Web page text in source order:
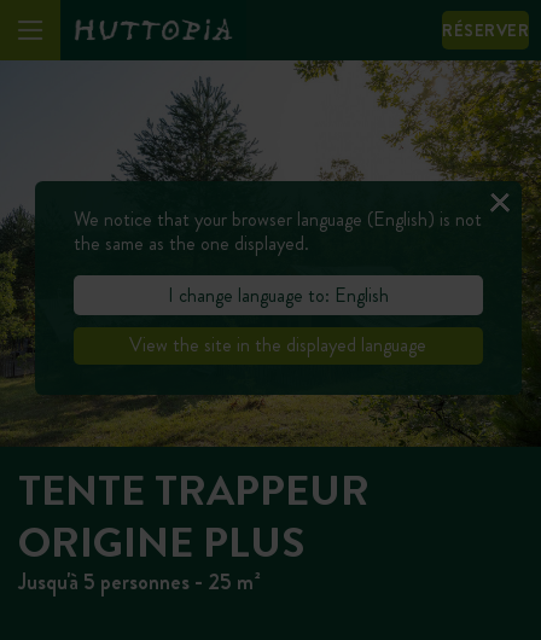
RÉSERVER
TENTE TRAPPEUR
ORIGINE PLUS
Jusqu'à 5 personnes - 25 m²
We notice that your browser language (English) is not
the same as the one displayed.
I change language to: English
View the site in the displayed language